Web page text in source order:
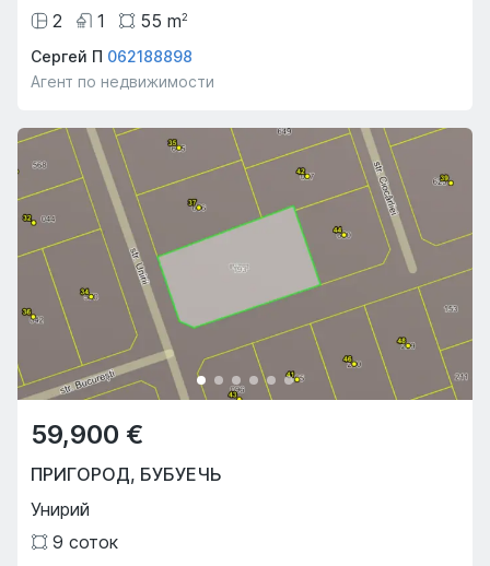
2
1 55 m2
Сергей П 062188898
Агент по недвижимости
59,900 €
ПРИГОРОД, БУБУЕЧЬ
Унирий
9 соток